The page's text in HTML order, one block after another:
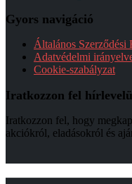
Gyors navigáció
Általános Szerződési
Adatvédelmi
Cookie-szabályzat
Iratkozzon fel
Iratkozzon fel, hogy
akciókról, eladásokról és